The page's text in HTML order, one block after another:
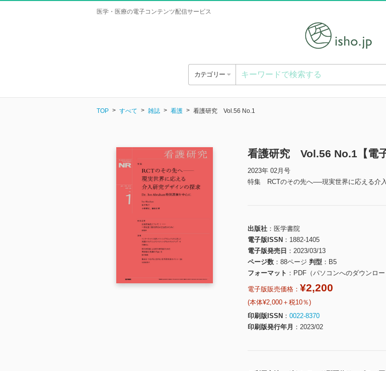
医学・医療の電子コンテンツ配信サービス
カテゴリー
TOP すべて 雑誌 看護 看護研究 Vol.56 No.1
看護研究 Vol.56 No.1【電子
2023年 02月号
特集 RCTのその先へ──現実世界に応える介
出版社
医学書院
電子版ISSN
1882-1405
電子版発売日
2023/03/13
ページ数
88ページ 判型
B5
フォーマット
PDF（パソコンへのダウンロー
電子版販売価格： ¥2,200
(本体¥2,000＋税10％)
印刷版ISSN
0022-8370
印刷版発行年月
2023/02